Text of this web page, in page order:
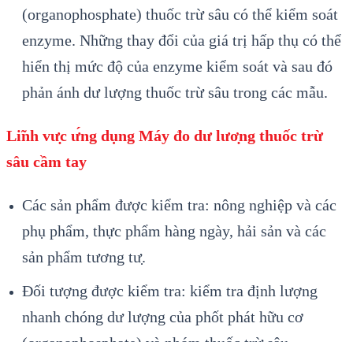
(organophosphate) thuốc trừ sâu có thể kiểm soát
enzyme. Những thay đổi của giá trị hấp thụ có thể
hiển thị mức độ của enzyme kiểm soát và sau đó
phản ánh dư lượng thuốc trừ sâu trong các mẫu.
Lĩnh vực ứng dụng Máy đo dư lượng thuốc trừ
sâu cầm tay
Các sản phẩm được kiểm tra: nông nghiệp và các
phụ phẩm, thực phẩm hàng ngày, hải sản và các
sản phẩm tương tự.
Đối tượng được kiểm tra: kiểm tra định lượng
nhanh chóng dư lượng của phốt phát hữu cơ